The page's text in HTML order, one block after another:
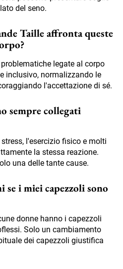
del seno.
Taille affronta queste
legate al corpo
inclusivo, normalizzando le
l'accettazione di sé.
sempre collegati
l'esercizio fisico e molti
la stessa reazione.
una delle tante cause.
i miei capezzoli sono
donne hanno i capezzoli
Solo un cambiamento
dei capezzoli giustifica